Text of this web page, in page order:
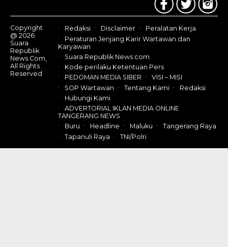
Copyright
@ 2026
Suara
Republik
News.Com,
All Rights
Reserved
Redaksi Disclaimer
Peralatan Kerja
Peraturan Jenjang Karir Wartawan dan
Karyawan
Suara Republik News.com
Kode perilaku Ketentuan Pers
PEDOMAN MEDIA SIBER
VISI – MISI
SOP Wartawan
Tentang Kami
Redaksi
Hubungi Kami
ADVERTORIAL IKLAN MEDIA ONLINE
TANGERANG NEWS
Buru
Headline Maluku
Tangerang Raya
Tapanuli Raya
TNI/Polri